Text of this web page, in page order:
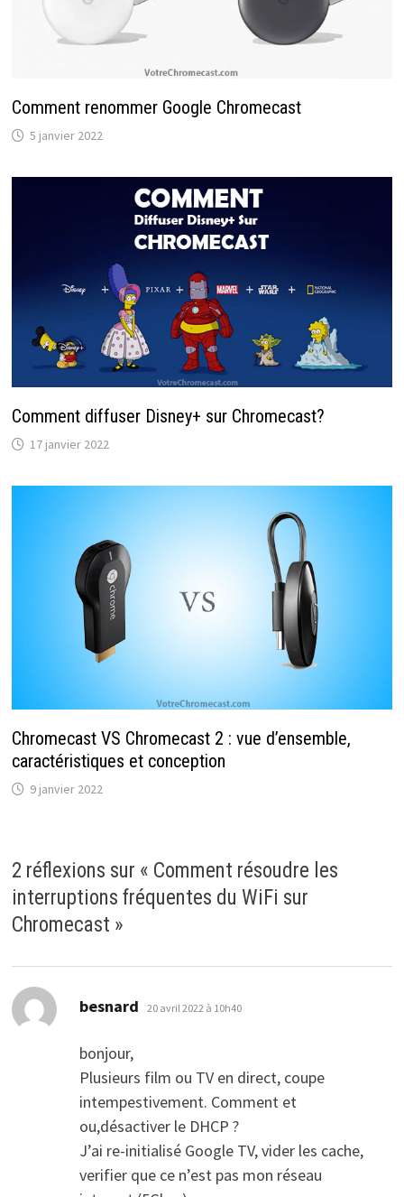
Comment renommer Google Chromecast
5 janvier 2022
Comment diffuser Disney+ sur Chromecast?
17 janvier 2022
Chromecast VS Chromecast 2 : vue d’ensemble,
caractéristiques et conception
9 janvier 2022
2 réflexions sur « Comment résoudre les
interruptions fréquentes du WiFi sur
Chromecast »
besnard dit :
20 avril 2022 à 10h40
bonjour,
Plusieurs film ou TV en direct, coupe
intempestivement. Comment et
ou,désactiver le DHCP ?
J’ai re-initialisé Google TV, vider les cache,
verifier que ce n’est pas mon réseau